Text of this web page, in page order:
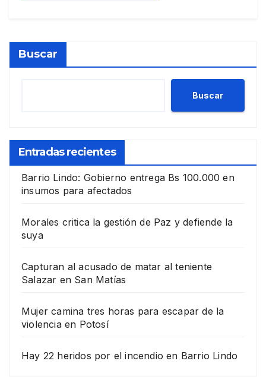
Buscar
Buscar
Entradas recientes
Barrio Lindo: Gobierno entrega Bs 100.000 en
insumos para afectados
Morales critica la gestión de Paz y defiende la
suya
Capturan al acusado de matar al teniente
Salazar en San Matías
Mujer camina tres horas para escapar de la
violencia en Potosí
Hay 22 heridos por el incendio en Barrio Lindo